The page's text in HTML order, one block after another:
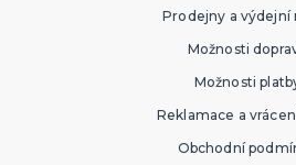
Prodejny a výdejní
Možnosti
Možnosti
Reklamace a
Obchodní